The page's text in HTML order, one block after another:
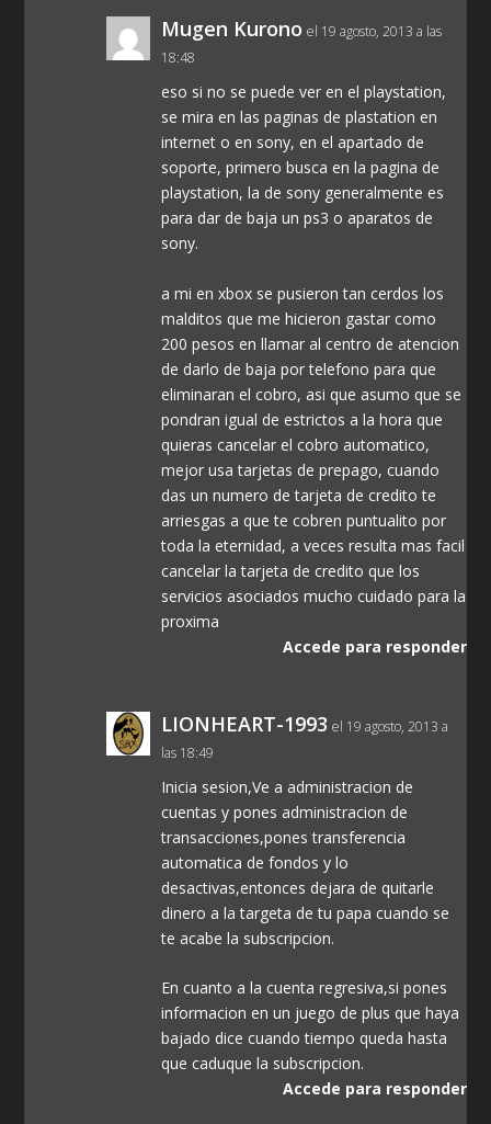
Mugen Kurono el 19 agosto, 2013 a las
18:48
eso si no se puede ver en el playstation,
se mira en las paginas de plastation en
internet o en sony, en el apartado de
soporte, primero busca en la pagina de
playstation, la de sony generalmente es
para dar de baja un ps3 o aparatos de
sony.
a mi en xbox se pusieron tan cerdos los
malditos que me hicieron gastar como
200 pesos en llamar al centro de atencion
de darlo de baja por telefono para que
eliminaran el cobro, asi que asumo que se
pondran igual de estrictos a la hora que
quieras cancelar el cobro automatico,
mejor usa tarjetas de prepago, cuando
das un numero de tarjeta de credito te
arriesgas a que te cobren puntualito por
toda la eternidad, a veces resulta mas facil
cancelar la tarjeta de credito que los
servicios asociados mucho cuidado para la
proxima
Accede para responder
LIONHEART-1993 el 19 agosto, 2013 a
las 18:49
Inicia sesion,Ve a administracion de
cuentas y pones administracion de
transacciones,pones transferencia
automatica de fondos y lo
desactivas,entonces dejara de quitarle
dinero a la targeta de tu papa cuando se
te acabe la subscripcion.
En cuanto a la cuenta regresiva,si pones
informacion en un juego de plus que haya
bajado dice cuando tiempo queda hasta
que caduque la subscripcion.
Accede para responder